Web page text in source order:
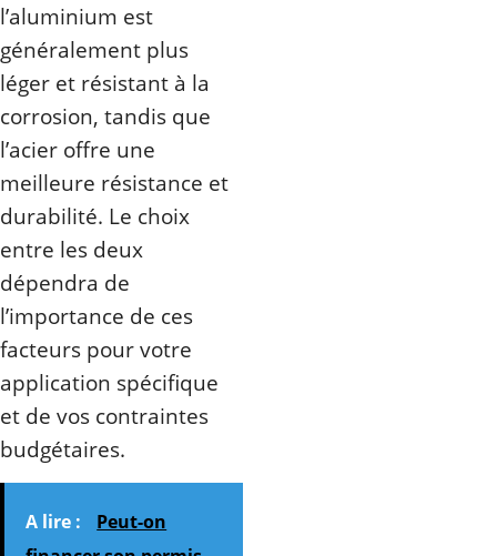
l’aluminium est
généralement plus
léger et résistant à la
corrosion, tandis que
l’acier offre une
meilleure résistance et
durabilité. Le choix
entre les deux
dépendra de
l’importance de ces
facteurs pour votre
application spécifique
et de vos contraintes
budgétaires.
A lire :
Peut-on